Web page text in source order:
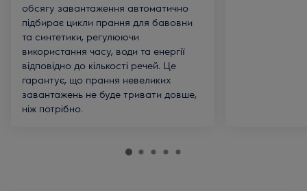
обсягу завантаження автоматично
підбирає цикли прання для бавовни
та синтетики, регулюючи
використання часу, води та енергії
відповідно до кількості речей. Це
гарантує, що прання невеликих
завантажень не буде тривати довше,
ніж потрібно.